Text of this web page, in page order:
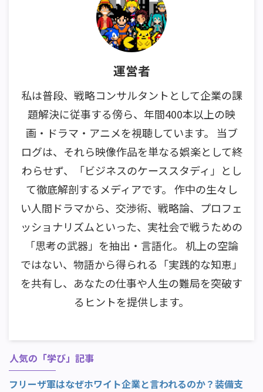
運営者
私は普段、戦略コンサルタントとして企業の課
題解決に従事する傍ら、年間400本以上の映
画・ドラマ・アニメを視聴しています。 当ブ
ログは、それら映像作品を単なる娯楽として終
わらせず、「ビジネスのケーススタディ」とし
て徹底解剖するメディアです。 作中の生々し
い人間ドラマから、交渉術、戦略論、プロフェ
ッショナリズムといった、実社会で戦うための
「思考の武器」を抽出・言語化。 机上の空論
ではない、物語から得られる「実践的な知恵」
を共有し、あなたの仕事や人生の難局を突破す
るヒントを提供します。
人気の「学び」記事
フリーザ軍はなぜホワイト企業と言われるのか？装備支